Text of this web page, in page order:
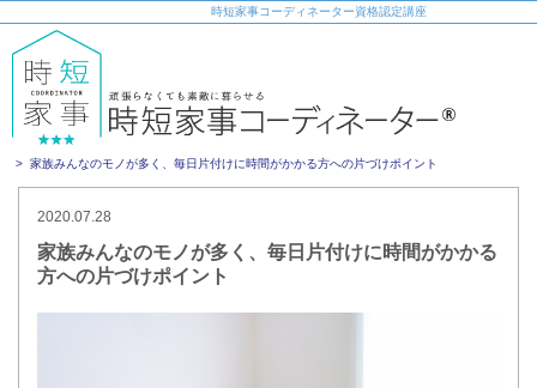
時短家事コーディネーター資格認定講座
TOP
必見！自分らしく素敵に暮らす時短家事のコツ一覧
家族みんなのモノが多く、毎日片付けに時間がかかる方への片づけポイント
2020.07.28
家族みんなのモノが多く、毎日片付けに時間がかかる
方への片づけポイント